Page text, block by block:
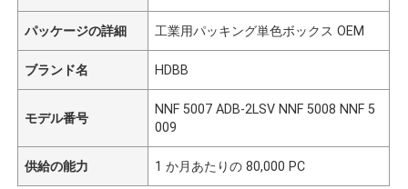
パッケージの詳細 工業用パッキング単色ボックス OEM
ブランド名 HDBB
モデル番号
NNF 5007 ADB-2LSV NNF 5008 NNF 5
009
供給の能力 1 か月あたりの 80,000 PC